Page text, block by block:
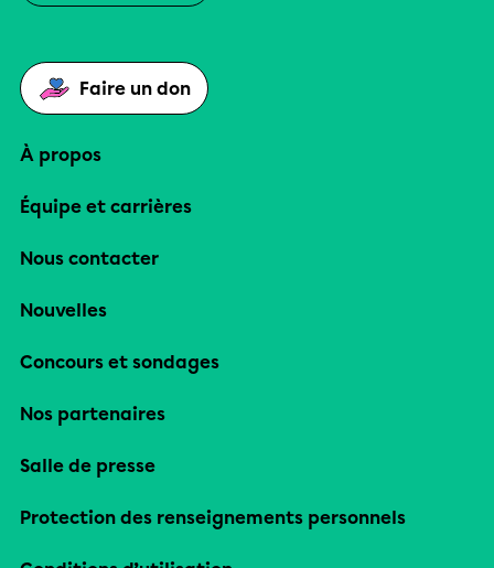
Faire un don
À propos
Équipe et carrières
Nous contacter
Nouvelles
Concours et sondages
Nos partenaires
Salle de presse
Protection des renseignements personnels